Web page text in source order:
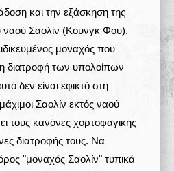
και την εξάσκηση της
ναού Σαολίν (Κουνγκ Φου).
μοναχός που
διατροφή των υπολοίπων
δεν είναι εφικτό στη
Σαολίν εκτός ναού
τους κανόνες χορτοφαγικής
διατροφής τους. Να
"μοναχός Σαολίν" τυπικά